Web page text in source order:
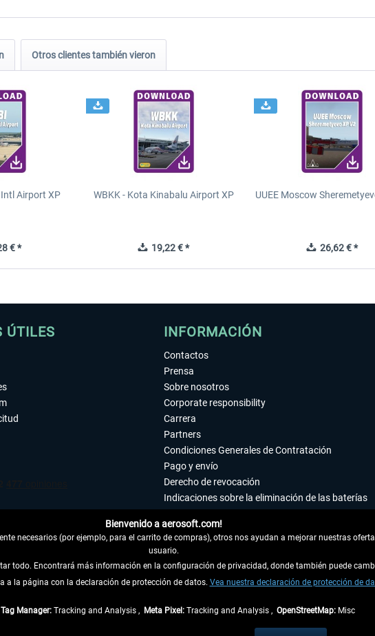
Otros clientes también vieron
Airport XP
€ *
WBKK - Kota Kinabalu Airport XP
19,22 € *
UUEE Moscow
26,62 € *
ÚTILES
DEL CONTRATO
INFORMACIÓN
Contactos
Prensa
Sobre nosotros
Corporate responsibility
Carrera
Partners
Condiciones Generales de Contratación
Pago y envío
Derecho de revocación
Indicaciones sobre la eliminación de las baterías
Accesibilidad
Aviso legal
así como las posibles tasas de recepción si no se describe lo
Bienvenido a aerosoft.com!
necesarios (por ejemplo, para el carrito de compras), otros nos ayudan a mejorar nuestras
usuario.
todo. Encontrará más información en la configuración de privacidad, donde también puede
a la página con la declaración de protección de datos. Vea nuestra declaración de protección de
Manager: Tracking and Analysis , Meta Pixel: Tracking and Analysis , OpenStreetMap: Misc